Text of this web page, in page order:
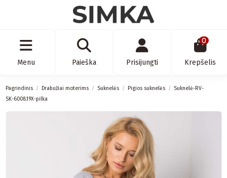
Menu Paieška Prisijungti
0
Krepšelis
Pagrindinis Drabužiai moterims Suknelės Pigios suknelės
Suknelė-RV-
SK-6008.19X-pilka